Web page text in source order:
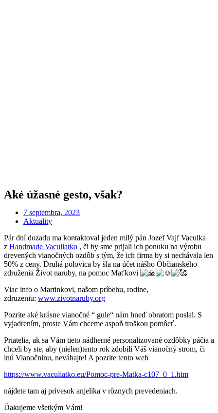
Aké úžasné gesto, však?
7 septembra, 2023
Aktuality
Pár dní dozadu ma kontaktoval jeden milý pán Jozef Vajf Vaculka
z Handmade Vaculiatko , či by sme prijali ich ponuku na výrobu
drevených vianočných ozdôb s tým, že ich firma by si nechávala len
50% z ceny. Druhá polovica by šla na účet nášho Občianského
združenia Život naruby, na pomoc Maťkovi
Viac info o Martinkovi, našom príbehu, rodine,
zdruzeniu: www.zivotnaruby.org
Pozrite aké krásne vianočné “ gule“ nám hneď obratom poslal. S
vyjadrením, proste Vám chceme aspoň troškou pomôcť.
Priatelia, ak sa Vám tieto nádherné personalizované ozdôbky páčia a
chceli by ste, aby (nielen)tento rok zdobili Váš vianočný strom, či
inú Vianočninu, neváhajte! A pozrite tento web
https://www.vaculiatko.eu/Pomoc-pre-Matka-c107_0_1.htm
nájdete tam aj prívesok anjelika v rôznych prevedeniach.
Ďakujeme všetkým Vám!